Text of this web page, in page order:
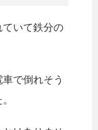
いて鉄分の
で倒れそう